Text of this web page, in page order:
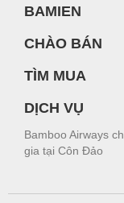
BAMIEN
CHÀO BÁN
TÌM MUA
DỊCH VỤ
Bamboo Airways
gia tại Côn Đảo